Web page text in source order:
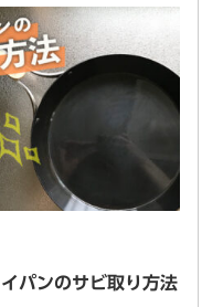
パンのサビ取り方法